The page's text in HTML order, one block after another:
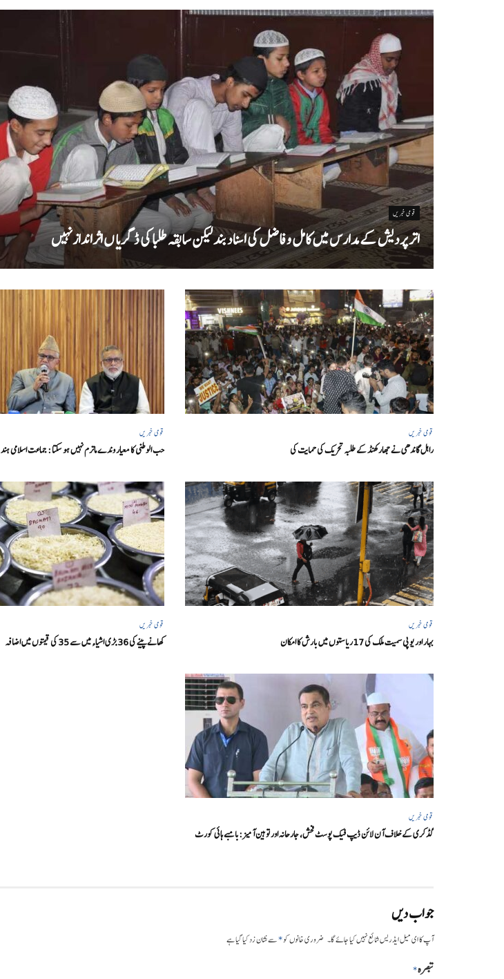
قومی خبریں
اتر پردیش کےمدارس میں کامل و فاضل کی اسناد بند لیکن سابقہ طلبا کی ڈگریا ں اثرانداز نہیں
قومی خبریں
راہل گاندھی نے جھارکھنڈ کے طلبہ تحریک کی حمایت کی
قومی خبریں
حب الوطنی کا معیار وندے ماترم نہیں ہو سکتا : جماعت اسلامی ہند
قومی خبریں
بہار اور یو پی سمیت ملک کی 17ریاستوں میں بارش کا امکان
قومی خبریں
کھانے پینے کی 36 بڑی اشیاء میں سے 35 کی قیمتوں میں اضافہ
قومی خبریں
گڈکری کے خلاف آن لائن ڈیپ فیک پوسٹ فحش، جارحانہ اور توہین آمیز:بامبے ہائی کورٹ
جواب دیں
آپ کا ای میل ایڈریس شائع نہیں کیا جائے گا۔ ضروری خانوں کو*سے نشان زد کیا گیا ہے
تبصرہ*